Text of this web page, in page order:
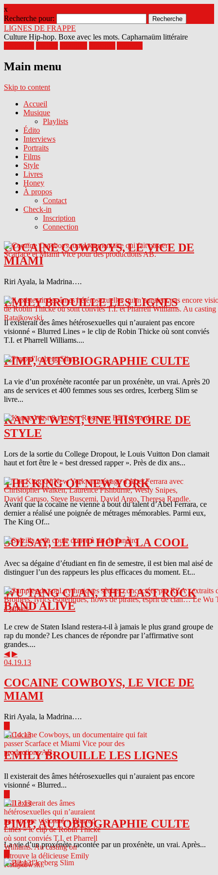
x
Recherche pour:
LIGNES DE FRAPPE
Culture Hip-hop. Boxe avec les mots. Capharnaüm littéraire
Main menu
Skip to content
Accueil
Musique
Playlists
Édito
Interviews
Portraits
Films
Style
Livres
Honey
À propos
Contact
Check-in
Inscription
Connection
COCAINE COWBOYS, LE VICE DE
MIAMI
Riri Ayala, la Madrina….
EMILY BROUILLE LES LIGNES
Il existerait des âmes hétérosexuelles qui n’auraient pas encore
visionné « Blurred Lines » le clip de Robin Thicke où sont conviés
T.I. et Pharrell Williams....
PIMP, AUTOBIOGRAPHIE CULTE
La vie d’un proxénète racontée par un proxénète, un vrai. Après 20
ans de services et 400 femmes sous ses ordres, Icerberg Slim se
livre...
KANYE WEST, UNE HISTOIRE DE
STYLE
Lors de la sortie du College Dropout, le Louis Vuitton Don clamait
haut et fort être le « best dressed rapper ». Près de dix ans...
THE KING OF NEW YORK
Avant que la cocaïne ne vienne à bout du talent d’Abel Ferrara, ce
dernier a réalisé une poignée de métrages mémorables. Parmi eux,
The King Of...
SOLSAY, LE HIP HOP À LA COOL
Avec sa dégaine d’étudiant en fin de semestre, il est bien mal aisé de
distinguer l’un des rappeurs les plus efficaces du moment. Et...
WU TANG CLAN, THE LAST ROCK
BAND ALIVE
Le crew de Staten Island restera-t-il à jamais le plus grand groupe de
rap du monde? Les chances de répondre par l’affirmative sont
grandes....
◀ ▶
04.19.13
COCAINE COWBOYS, LE VICE DE
MIAMI
Riri Ayala, la Madrina….
04.14.13
EMILY BROUILLE LES LIGNES
Il existerait des âmes hétérosexuelles qui n’auraient pas encore
visionné « Blurred...
04.13.13
PIMP, AUTOBIOGRAPHIE CULTE
La vie d’un proxénète racontée par un proxénète, un vrai. Après...
04.12.13